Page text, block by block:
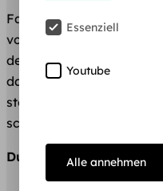
Falls du ein Gewerbe
vollgeschäftsfähig bist,
deinem zuständigen
das geschehen ist musst
steuerlichen Erfassung
schicken.
Du giltst als
Essenziell
Youtube
Alle annehmen